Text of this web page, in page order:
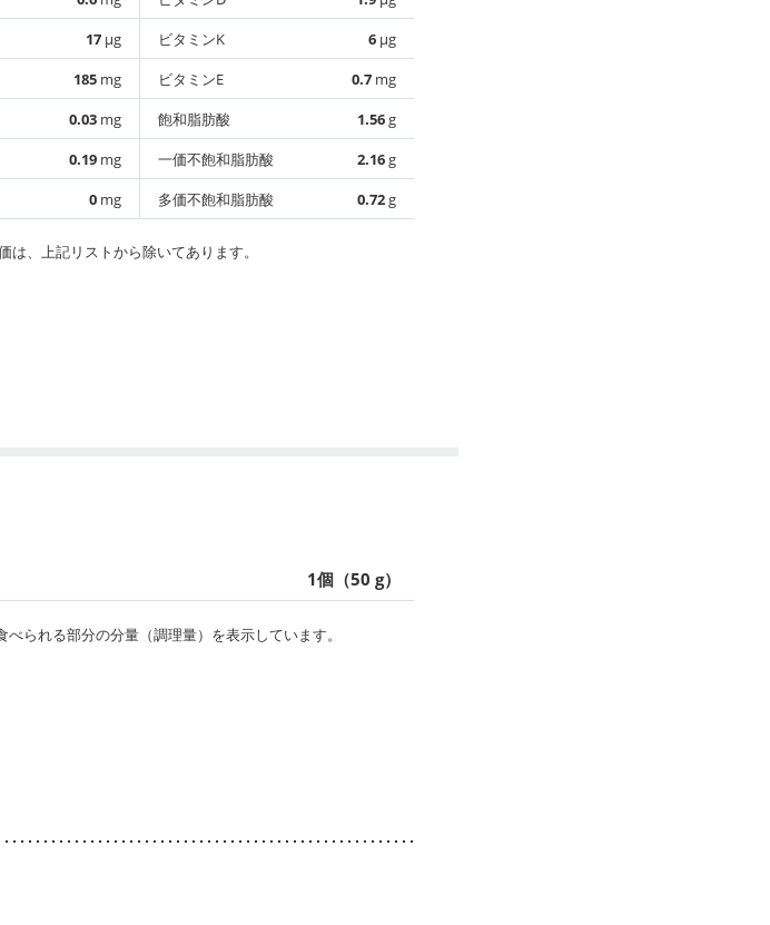
17 µg
185 mg
0.03 mg
0.19 mg
0 mg
ビタミンK
6 µg
ビタミンE
0.7 mg
飽和脂肪酸
1.56g
一価不飽和脂肪酸
2.16g
多価不飽和脂肪酸
0.72g
、上記リストから除いてあります。
1個（50 g）
られる部分の分量（調理量）を表示しています。